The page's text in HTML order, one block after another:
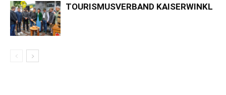
TOURISMUSVERBAND KAISERWINKL